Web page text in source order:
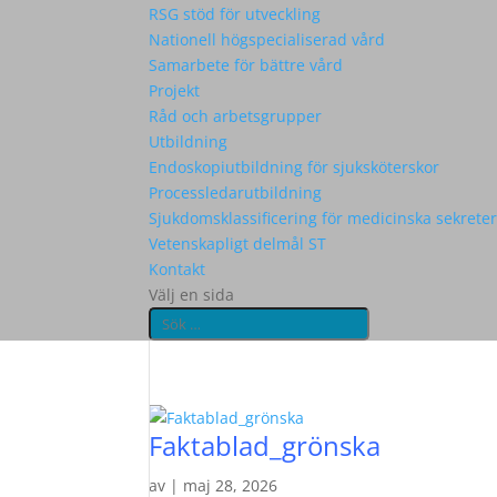
RSG stöd för utveckling
Nationell högspecialiserad vård
Samarbete för bättre vård
Projekt
Råd och arbetsgrupper
Utbildning
Endoskopiutbildning för sjuksköterskor
Processledarutbildning
Sjukdomsklassificering för medicinska
Vetenskapligt delmål ST
Kontakt
Välj en sida
Faktablad_grönska
av | maj 28, 2026